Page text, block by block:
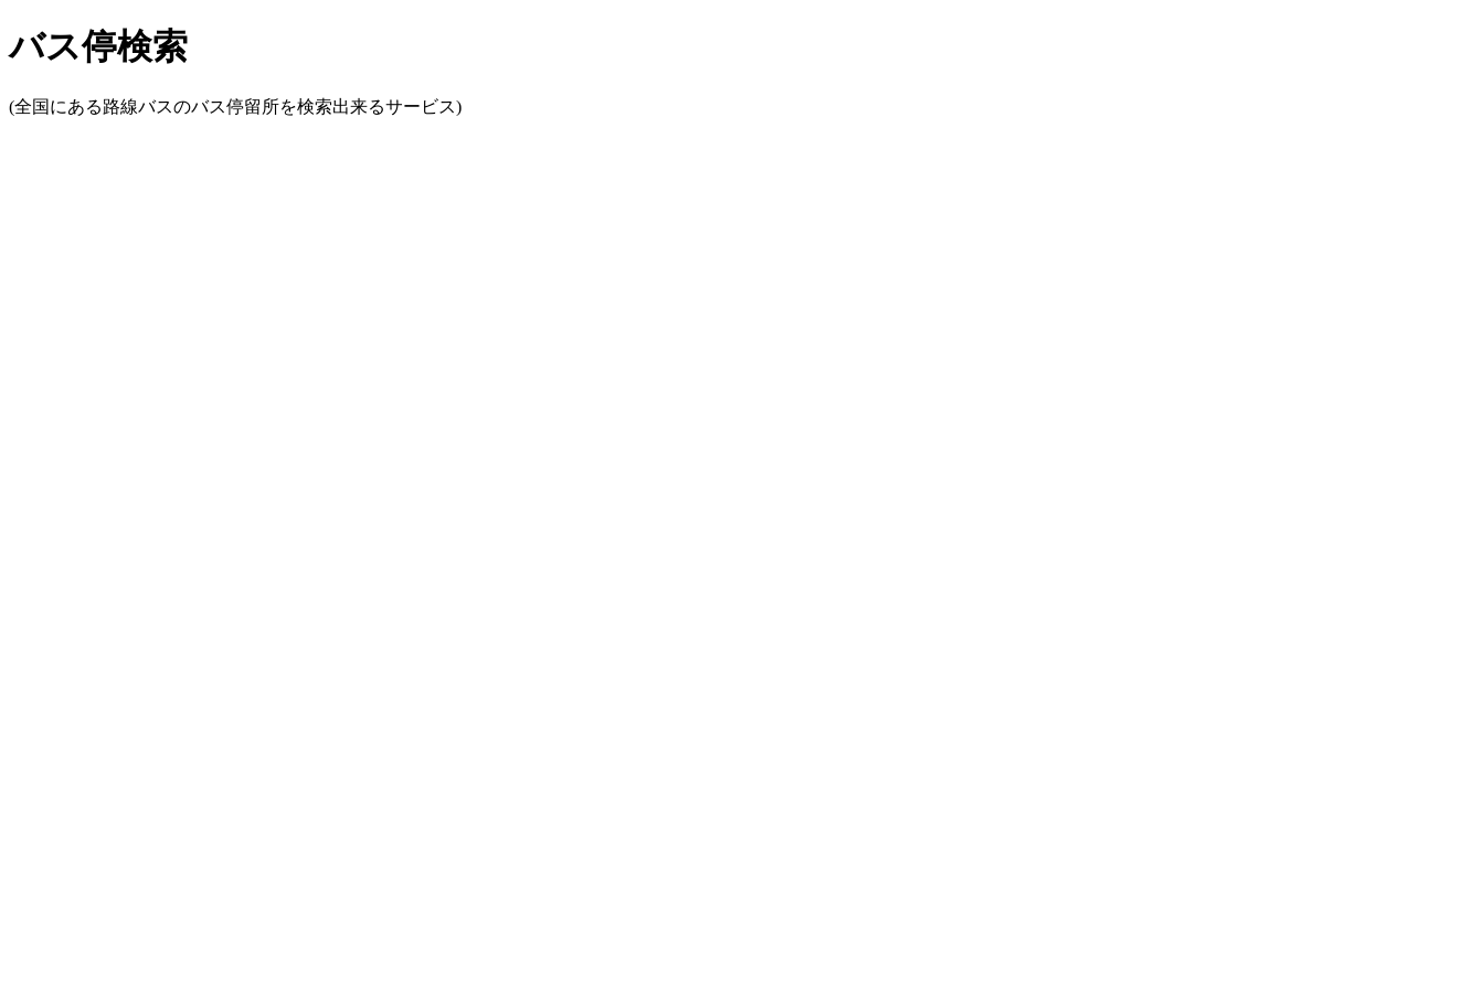
バス停検索
(全国にある路線バスのバス停留所を検索出来るサービス)